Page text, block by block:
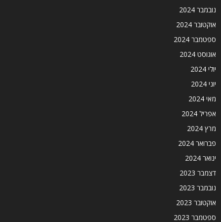
נובמבר 2024
אוקטובר 2024
ספטמבר 2024
אוגוסט 2024
יולי 2024
יוני 2024
מאי 2024
אפריל 2024
מרץ 2024
פברואר 2024
ינואר 2024
דצמבר 2023
נובמבר 2023
אוקטובר 2023
ספטמבר 2023